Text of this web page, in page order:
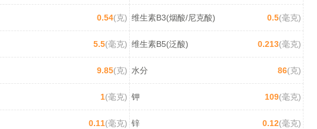
0.54(克) 维生素B3(烟酸/尼克酸) 0.5(毫克)
5.5(毫克) 维生素B5(泛酸) 0.213(毫克)
9.85(克) 水分 86(克)
1(毫克) 钾 109(毫克)
0.11(毫克) 锌 0.12(毫克)